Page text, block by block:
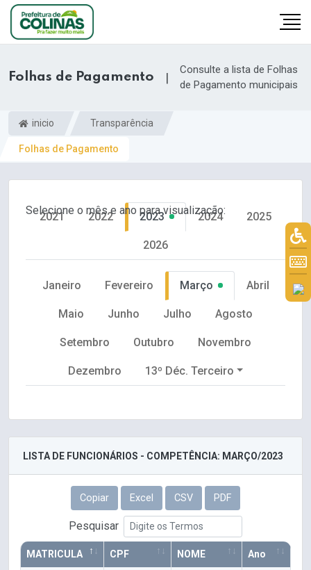
Folhas de Pagamento |
Consulte a lista de Folhas
de Pagamento municipais
inicio Transparência
Folhas de Pagamento
Selecione o mês e ano para visualização:
2021 2022 2023 2024 2025
2026
Janeiro Fevereiro Março Abril
Maio Junho Julho Agosto
Setembro Outubro Novembro
Dezembro 13º Déc. Terceiro
LISTA DE FUNCIONÁRIOS - COMPETÊNCIA: MARÇO/2023
Copiar Excel CSV PDF
Pesquisar
MATRICULA CPF NOME Ano